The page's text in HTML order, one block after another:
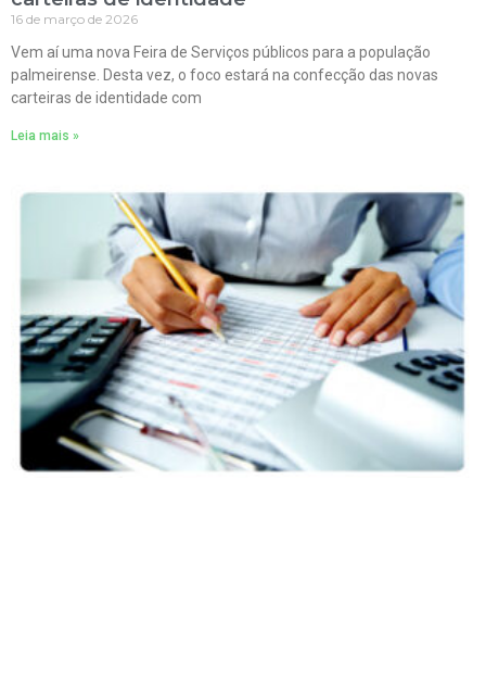
16 de março de 2026
Vem aí uma nova Feira de Serviços públicos para a população
palmeirense. Desta vez, o foco estará na confecção das novas
carteiras de identidade com
Leia mais »